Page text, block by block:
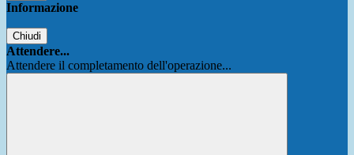
Informazione
Chiudi
Attendere...
Attendere il completamento dell'operazione...